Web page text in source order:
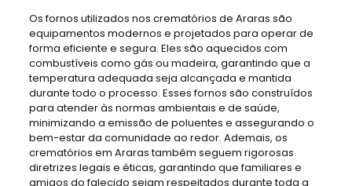
Os fornos utilizados nos crematórios de Araras são
equipamentos modernos e projetados para operar de
forma eficiente e segura. Eles são aquecidos com
combustíveis como gás ou madeira, garantindo que a
temperatura adequada seja alcançada e mantida
durante todo o processo. Esses fornos são construídos
para atender às normas ambientais e de saúde,
minimizando a emissão de poluentes e assegurando o
bem-estar da comunidade ao redor. Ademais, os
crematórios em Araras também seguem rigorosas
diretrizes legais e éticas, garantindo que familiares e
amigos do falecido sejam respeitados durante toda a